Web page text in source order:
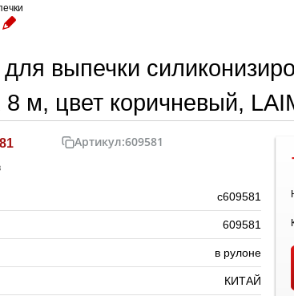
выпечки
8 м, цвет коричневый,
Артикул:609581
с609581
609581
в рулоне
КИТАЙ